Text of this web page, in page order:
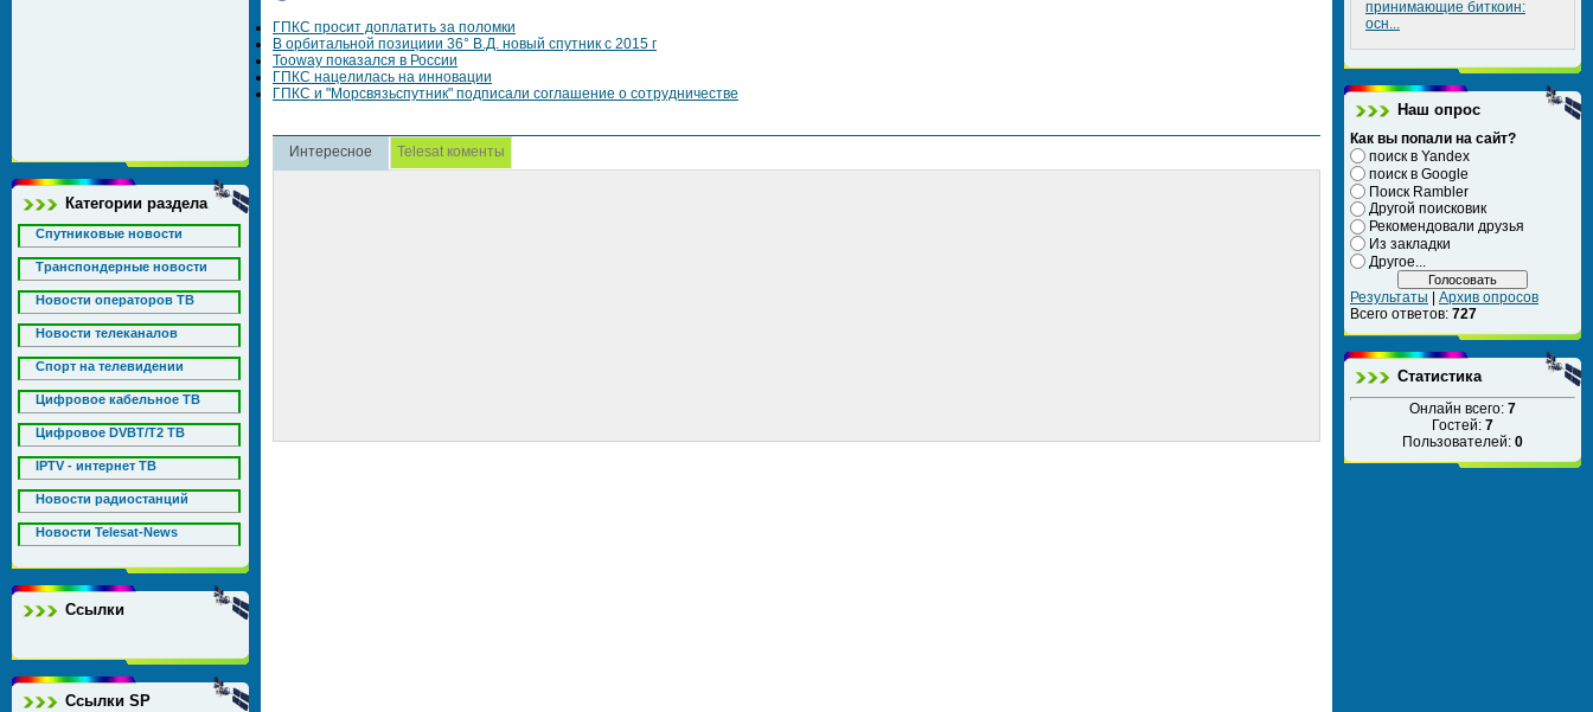
Категории раздела
Спутниковые новости
Транспондерные новости
Новости операторов ТВ
Новости телеканалов
Спорт на телевидении
Цифровое кабельное ТВ
Цифровое DVBT/T2 ТВ
IPTV - интернет ТВ
Новости радиостанций
Новости Telesat-News
Ссылки
Ссылки SP
ГПКС просит доплатить за поломки
В орбитальной позициии 36° В.Д. новый спутник с 2015 г
Tooway показался в России
ГПКС нацелилась на инновации
ГПКС и "Морсвязьспутник" подписали соглашение о сотрудничестве
Интересное Telesat коменты
принимающие биткоин:
осн...
Наш опрос
Как вы попали на сайт?
поиск в Yandex
поиск в Google
Поиск Rambler
Другой поисковик
Рекомендовали друзья
Из закладки
Другое...
Результаты | Архив опросов
Всего ответов: 727
Статистика
Онлайн всего: 7
Гостей: 7
Пользователей: 0